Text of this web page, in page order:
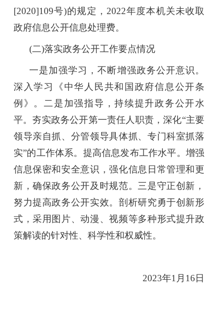
[2020]109号)的规定，2022年度本机关未收取
政府信息公开信息处理费。
(二)落实政务公开工作要点情况
一是加强学习，不断增强政务公开意识。
深入学习《中华人民共和国政府信息公开条
例》。二是加强指导，持续提升政务公开水
平。夯实政务公开第一责任人职责，深化“主要
领导亲自抓、分管领导具体抓、专门科室抓落
实”的工作体系。提高信息发布工作水平。增强
信息保密和安全意识，强化信息日常管理和更
新，确保政务公开及时规范。三是守正创新，
努力提高政务公开实效。剖析研究勇于创新形
式，采用图片、动漫、视频等多种形式提升政
策解读的针对性、科学性和权威性。
2023年1月16日